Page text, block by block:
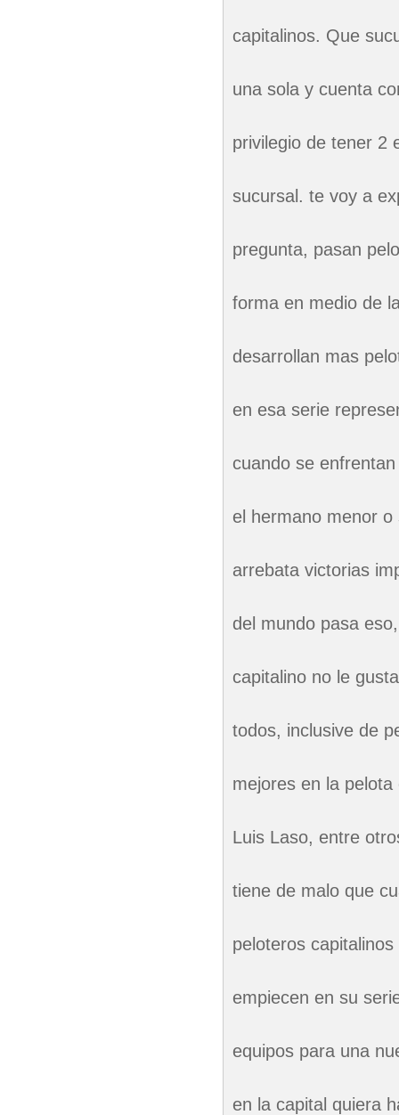
capitalinos. Que
una sola y cuenta
privilegio de tener 2
sucursal. te voy a
pregunta, pasan
forma en medio de
desarrollan mas
en esa serie
cuando se
el hermano menor
arrebata victorias
del mundo pasa
capitalino no le
todos, inclusive de
mejores en la
Luis Laso, entre
tiene de malo que
peloteros
empiecen en su
equipos para una
en la capital quiera